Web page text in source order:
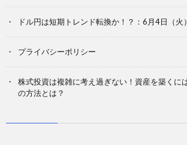
ドル円は短期トレンド転換か！？：6月4日（火
プライバシーポリシー
株式投資は複雑に考え過ぎない！資産を築くに
の方法とは？